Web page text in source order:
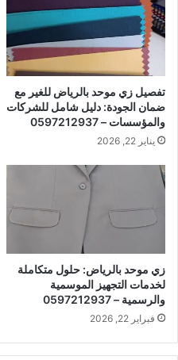
تفصيل زي موحد بالرياض للغير مع
ضمان الجودة: دليل شامل للشركات
والمؤسسات – 0597212937
يناير 22, 2026
زي موحد بالرياض: حلول متكاملة
لخدمات التجهيز الموسمية
والرسمية – 0597212937
فبراير 22, 2026